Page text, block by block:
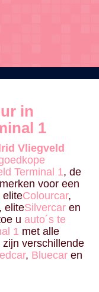
in
1
Vliegveld
Terminal 1, de
voor een
eliteColourcar,
eliteSilvercar en
u auto´s te
1 met alle
verschillende
, Bluecar en